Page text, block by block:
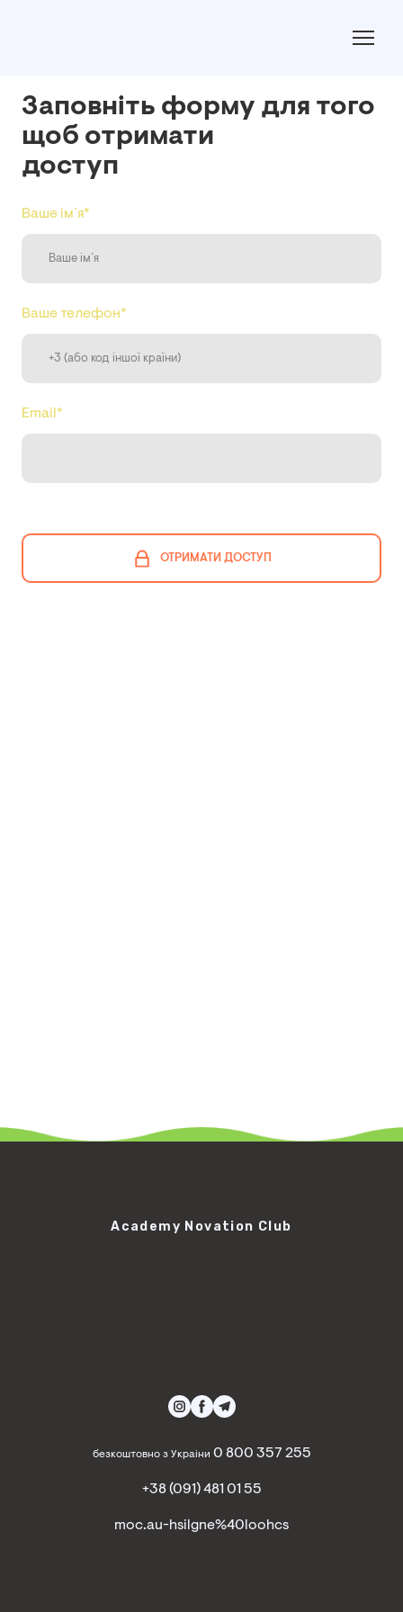
Заповніть форму для того
щоб отримати
доступ
Ваше ім`я*
Ваше телефон*
Email *
ОТРИМАТИ ДОСТУП
Academy Novation Club
безкоштовно з Украіни 0 800 357 255
+38 (091) 481 01 55
moc.au-hsilgne%40loohcs